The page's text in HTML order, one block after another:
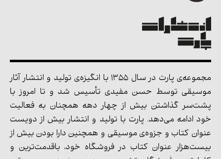
مجموعه‌ی پارت در سال 1355 با انگیزه‌ی تولید و انتشار آثار
موسیقی توسط حسن مفیدی تأسیس شد و تا امروز با
پشت‌سر گذاشتن بیش از چهار دهه همچنان به فعالیت
خود ادامه می‌دهد. پارت با تولید و انتشار بیش از دویست
عنوان کتاب و جزوه‌ی موسیقی و همچنین دارا بودن بیش از
بیست‌هزار عنوان کتاب در فروشگاه خود، باقدمت‌ترین و